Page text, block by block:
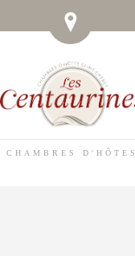
CHAMBRES D'HÔTES